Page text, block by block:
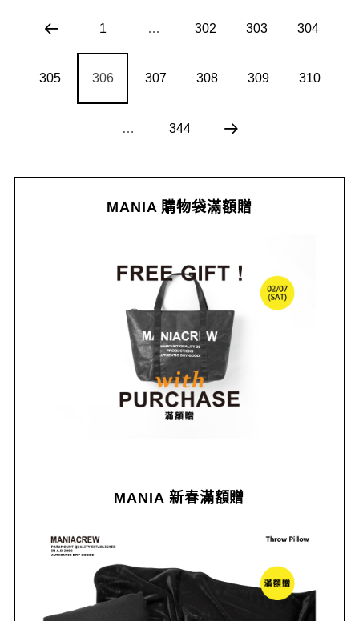
1 … 302 303 304
305 306 307 308 309 310
… 344
MANIA 購物袋滿額贈
MANIA 新春滿額贈